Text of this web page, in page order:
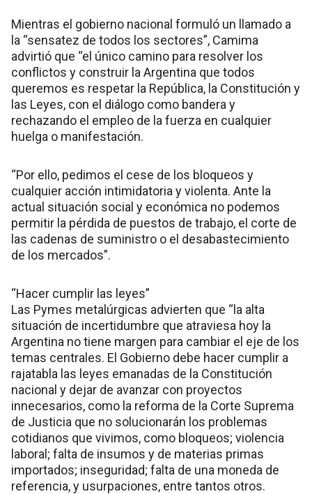
Mientras el gobierno nacional formuló un llamado a
la “sensatez de todos los sectores”, Camima
advirtió que “el único camino para resolver los
conflictos y construir la Argentina que todos
queremos es respetar la República, la Constitución y
las Leyes, con el diálogo como bandera y
rechazando el empleo de la fuerza en cualquier
huelga o manifestación.
“Por ello, pedimos el cese de los bloqueos y
cualquier acción intimidatoria y violenta. Ante la
actual situación social y económica no podemos
permitir la pérdida de puestos de trabajo, el corte de
las cadenas de suministro o el desabastecimiento
de los mercados”.
“Hacer cumplir las leyes”
Las Pymes metalúrgicas advierten que “la alta
situación de incertidumbre que atraviesa hoy la
Argentina no tiene margen para cambiar el eje de los
temas centrales. El Gobierno debe hacer cumplir a
rajatabla las leyes emanadas de la Constitución
nacional y dejar de avanzar con proyectos
innecesarios, como la reforma de la Corte Suprema
de Justicia que no solucionarán los problemas
cotidianos que vivimos, como bloqueos; violencia
laboral; falta de insumos y de materias primas
importados; inseguridad; falta de una moneda de
referencia, y usurpaciones, entre tantos otros.